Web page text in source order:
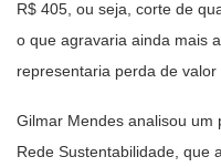
R$ 405, ou seja, corte de
o que agravaria ainda mais
representaria perda de valor
Gilmar Mendes analisou
Rede Sustentabilidade, que